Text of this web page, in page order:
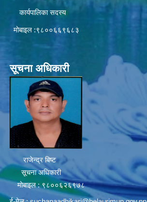
कार्यपालिका सदस्य
मोबाइल :९८००६६९६८३
सूचना अधिकारी
राजेन्द्र बिष्ट
सूचना अधिकारी
मोबाइल : ९८००६२६९७८